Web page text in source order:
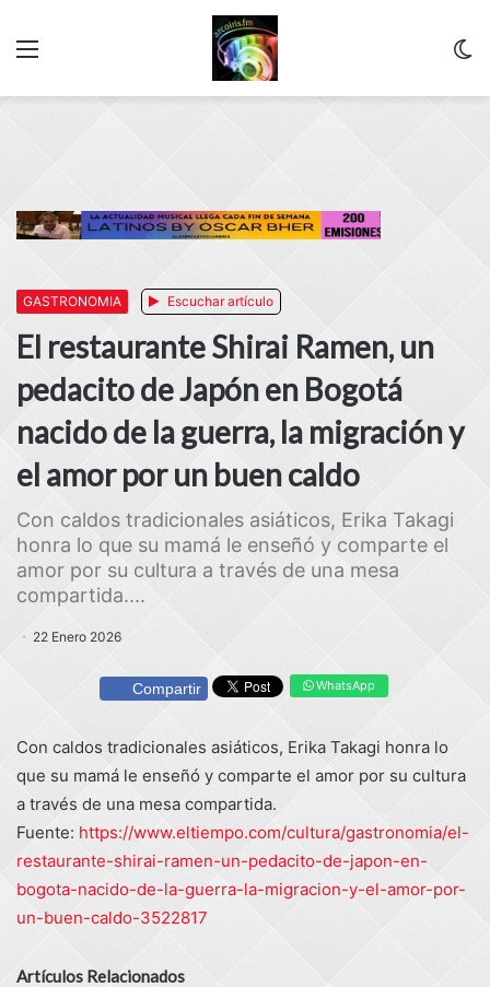
GASTRONOMIA Escuchar artículo
El restaurante Shirai Ramen, un
pedacito de Japón en Bogotá
nacido de la guerra, la migración y
el amor por un buen caldo
Con caldos tradicionales asiáticos, Erika Takagi
honra lo que su mamá le enseñó y comparte el
amor por su cultura a través de una mesa
compartida....
22 Enero 2026
Compartir WhatsApp
Con caldos tradicionales asiáticos, Erika Takagi honra lo
que su mamá le enseñó y comparte el amor por su cultura
a través de una mesa compartida.
Fuente: https://www.eltiempo.com/cultura/gastronomia/el-
restaurante-shirai-ramen-un-pedacito-de-japon-en-
bogota-nacido-de-la-guerra-la-migracion-y-el-amor-por-
un-buen-caldo-3522817
Artículos Relacionados